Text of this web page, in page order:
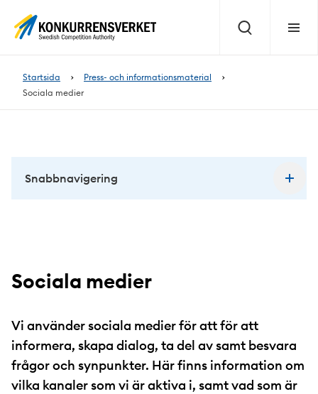
Sök Meny
Startsida
Press- och informationsmaterial
Sociala medier
Sociala medier
Vi använder sociala medier för att för att
informera, skapa dialog, ta del av samt besvara
frågor och synpunkter. Här finns information om
vilka kanaler som vi är aktiva i, samt vad som är
Snabbnavigering